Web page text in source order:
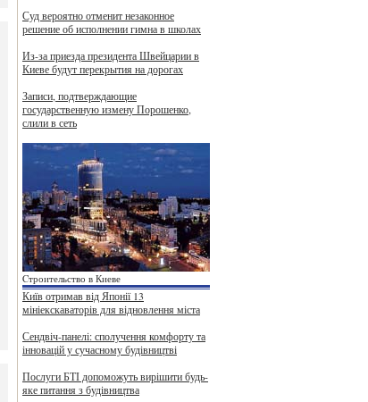
Суд вероятно отменит незаконное
решение об исполнении гимна в школах
Из-за приезда президента Швейцарии в
Киеве будут перекрытия на дорогах
Записи, подтверждающие
государственную измену Порошенко,
слили в сеть
Cтроительство в Киеве
Київ отримав від Японії 13
мініекскаваторів для відновлення міста
Сендвіч-панелі: сполучення комфорту та
інновацій у сучасному будівництві
Послуги БТІ допоможуть вирішити будь-
яке питання з будівництва